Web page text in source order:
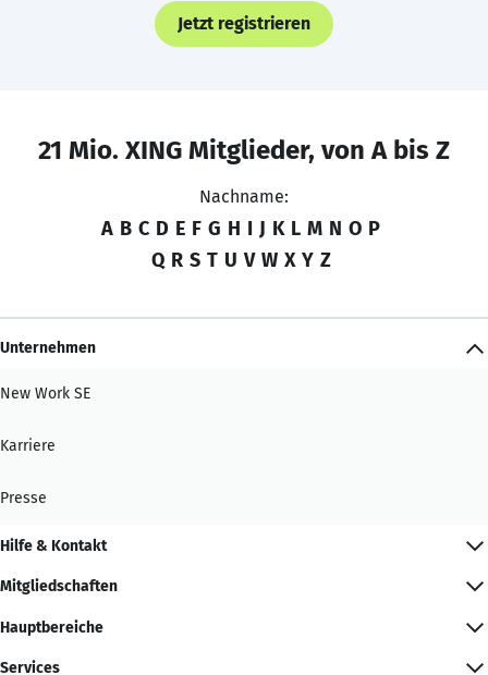
Jetzt registrieren
21 Mio. XING Mitglieder, von A bis Z
Nachname:
A B C D E F G H I J K L M N O P
Q R S T U V W X Y Z
Unternehmen
New Work SE
Karriere
Presse
Hilfe & Kontakt
Mitgliedschaften
Hauptbereiche
Services